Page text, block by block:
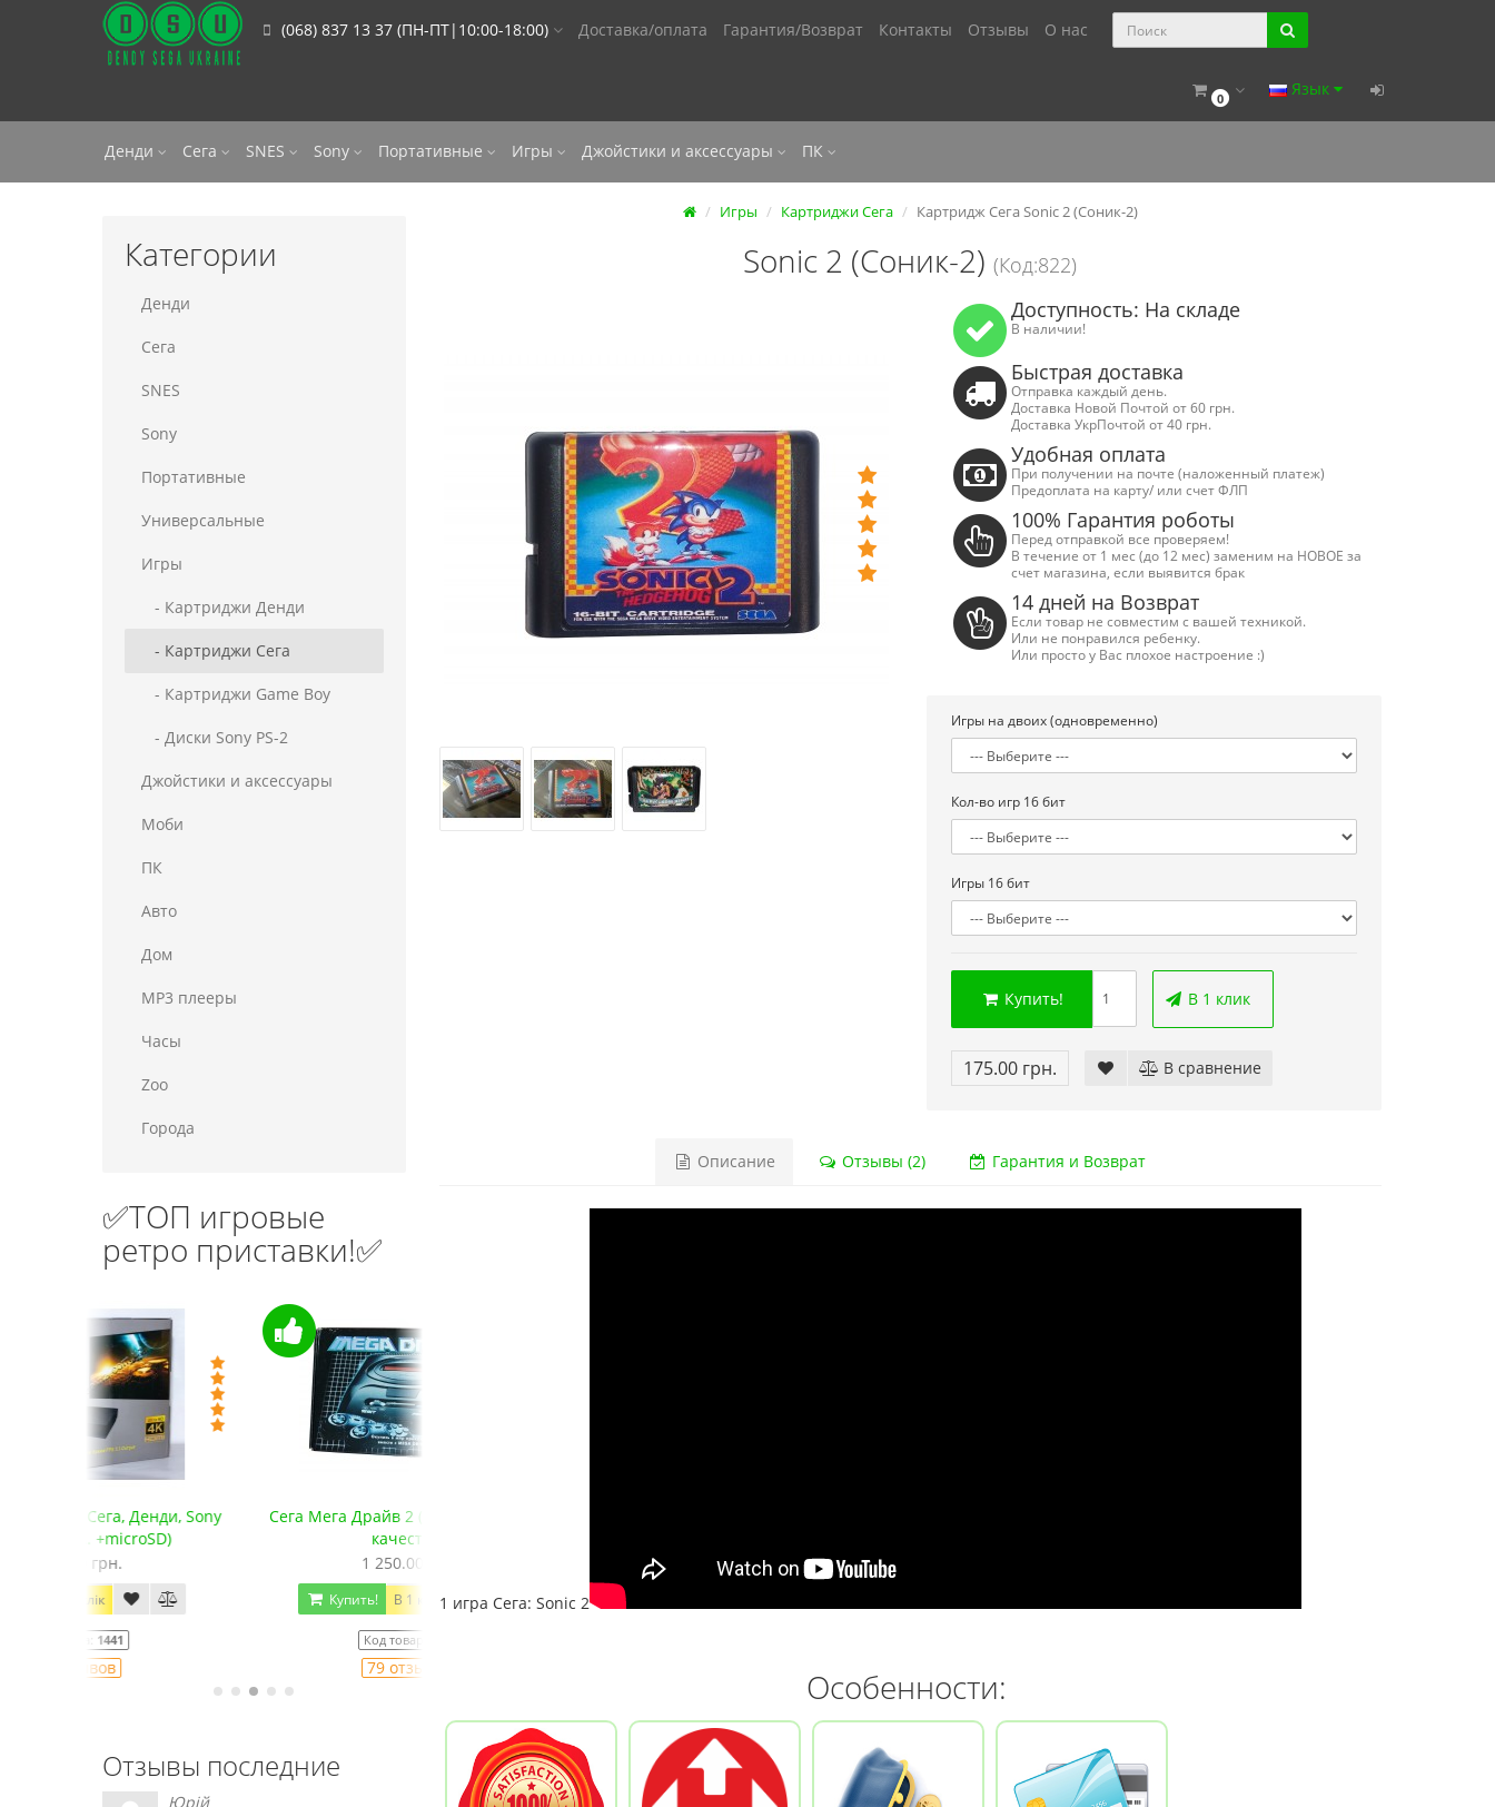
(068) 837 13 37 (ПН-ПТ|10:00-18:00) Доставка/оплата Гарантия/Возврат Контакты Отзывы О нас
0 Язык
Денди Сега SNES Sony Портативные Игры Джойстики и аксессуары ПК
Категории
Денди
Сега
SNES
Sony
Портативные
Универсальные
Игры
- Картриджи Денди
- Картриджи Сега
- Картриджи Game Boy
- Диски Sony PS-2
Джойстики и аксессуары
Моби
ПК
Авто
Дом
MP3 плееры
Часы
Zoo
Города
✅ТОП игровые
ретро приставки!✅
Сега Мега Драйв 2 (ОРИГИНАЛЬНОЕ
Купить!
2 630.00 грн.
Купить! В 1 клік
Купить!
Отзывы последние
Юрій
Игры Картриджи Сега Картридж Сега Sonic 2 (Соник-2)
Sonic 2 (Соник-2) (Код:822)
Доступность: На складе
В наличии!
Быстрая доставка
Отправка каждый день.
Доставка Новой Почтой от 60 грн.
Доставка УкрПочтой от 40 грн.
Удобная оплата
При получении на почте (наложенный платеж)
Предоплата на карту/ или счет ФЛП
100% Гарантия роботы
Перед отправкой все проверяем!
В течение от 1 мес (до 12 мес) заменим на НОВОЕ за
счет магазина, если выявится брак
14 дней на Возврат
Если товар не совместим с вашей техникой.
Или не понравился ребенку.
Или просто у Вас плохое настроение :)
Игры на двоих (одновременно)
Кол-во игр 16 бит
Игры 16 бит
Купить! В 1 клик
175.00 грн. В сравнение
Описание Отзывы (2) Гарантия и Возврат
1 игра Сега: Sonic 2
Особенности: